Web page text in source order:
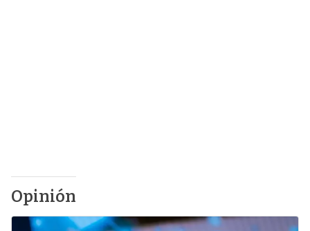
Opinión